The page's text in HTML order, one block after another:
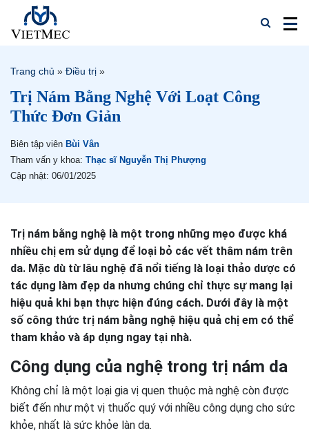
Trang chủ » Điều trị »
Trị Nám Bằng Nghệ Với Loạt Công
Thức Đơn Giản
Biên tập viên Bùi Vân
Tham vấn y khoa: Thạc sĩ Nguyễn Thị Phượng
Cập nhật: 06/01/2025
Trị nám bằng nghệ là một trong những mẹo được khá
nhiều chị em sử dụng để loại bỏ các vết thâm nám trên
da. Mặc dù từ lâu nghệ đã nổi tiếng là loại thảo dược có
tác dụng làm đẹp da nhưng chúng chỉ thực sự mang lại
hiệu quả khi bạn thực hiện đúng cách. Dưới đây là một
số công thức trị nám bằng nghệ hiệu quả chị em có thể
tham khảo và áp dụng ngay tại nhà.
Công dụng của nghệ trong trị nám da
Không chỉ là một loại gia vị quen thuộc mà nghệ còn được
biết đến như một vị thuốc quý với nhiều công dụng cho sức
khỏe, nhất là sức khỏe làn da.